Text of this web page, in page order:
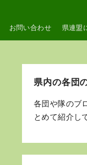
お問い合わせ 県連盟
県内の各団
各団や隊のブ
とめて紹介し